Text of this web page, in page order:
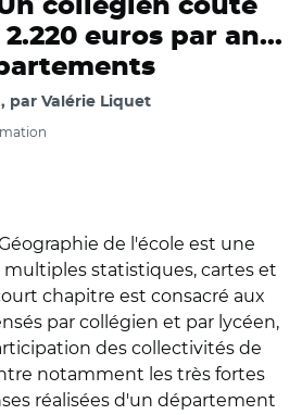
collégien coûte
euros par an...
par Valérie Liquet
de l'école est une
statistiques, cartes et
chapitre est consacré aux
par collégien et par lycéen,
des collectivités de
notamment les très fortes
réalisées d'un département